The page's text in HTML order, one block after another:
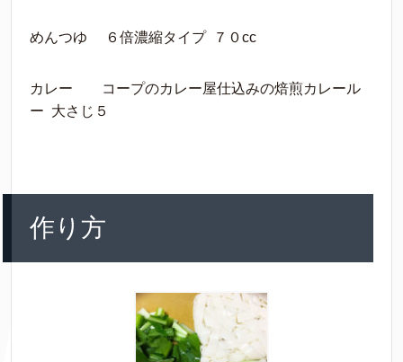
めんつゆ ６倍濃縮タイプ ７０cc
カレー コープのカレー屋仕込みの焙煎カレール
ー 大さじ５
作り方